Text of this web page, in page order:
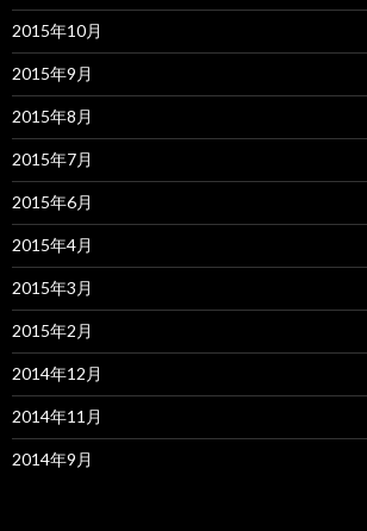
2015年10月
2015年9月
2015年8月
2015年7月
2015年6月
2015年4月
2015年3月
2015年2月
2014年12月
2014年11月
2014年9月